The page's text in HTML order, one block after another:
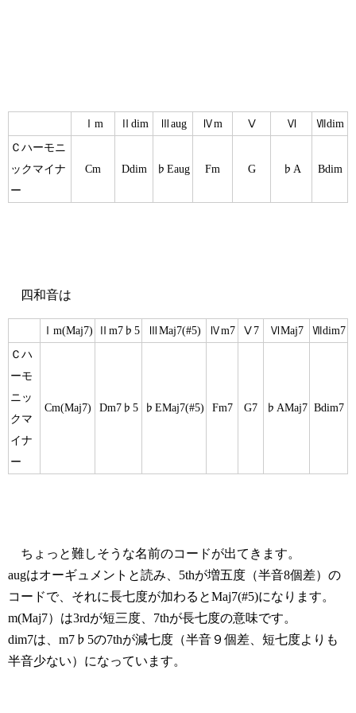
Ⅰm Ⅱdim Ⅲaug Ⅳm Ⅴ Ⅵ
Ⅶdim
Ｃハーモニ
ックマイナ
ー
Cm Ddim ♭Eaug Fm G ♭A Bdim
四和音は
Ⅰm(Maj7) Ⅱm7♭5 ⅢMaj7(#5) Ⅳm7 Ⅴ7 ⅥMaj7
Ⅶdim7
Ｃハ
ーモ
ニッ
クマ
イナ
ー
Cm(Maj7) Dm7♭5 ♭EMaj7(#5) Fm7 G7 ♭AMaj7 Bdim7
ちょっと難しそうな名前のコードが出てきます。
augはオーギュメントと読み、5thが増五度（半音8個差）の
コードで、それに長七度が加わるとMaj7(#5)になります。
m(Maj7）は3rdが短三度、7thが長七度の意味です。
dim7は、m7♭5の7thが減七度（半音９個差、短七度よりも
半音少ない）になっています。